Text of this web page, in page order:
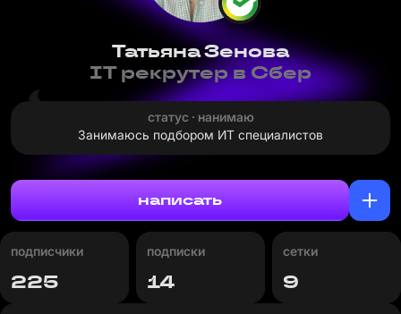
Татьяна Зенова
IT рекрутер в Сбер
статус · нанимаю
Занимаюсь подбором ИТ специалистов
написать
подписчики
225
подписки
14
сетки
9